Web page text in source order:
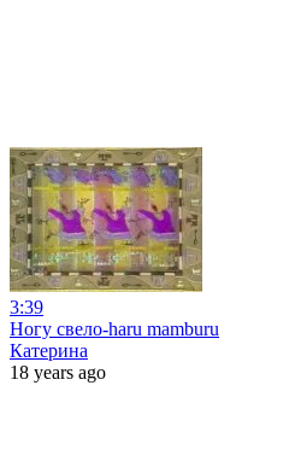
3:39
Ногу свело-haru mamburu
Катерина
18 years ago